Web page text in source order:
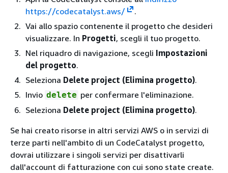
https://codecatalyst.aws/
.
Vai allo spazio contenente il progetto che desideri
visualizzare. In Progetti, scegli il tuo progetto.
Nel riquadro di navigazione, scegli Impostazioni
del progetto.
Seleziona Delete project (Elimina progetto).
Invio delete per confermare l'eliminazione.
Seleziona Delete project (Elimina progetto).
Se hai creato risorse in altri servizi AWS o in servizi di
terze parti nell'ambito di un CodeCatalyst progetto,
dovrai utilizzare i singoli servizi per disattivarli
dall'account di fatturazione con cui sono state create.